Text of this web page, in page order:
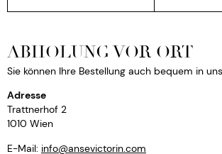
ABHOLUNG VOR ORT
Sie können Ihre Bestellung auch bequem in
Adresse
Trattnerhof 2
1010 Wien
E-Mail: info@ansevictorin.com